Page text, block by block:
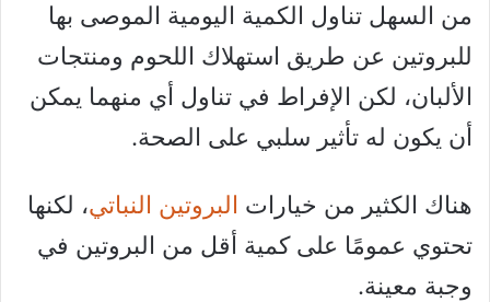
من السهل تناول الكمية اليومية الموصى بها
للبروتين عن طريق استهلاك اللحوم ومنتجات
الألبان، لكن الإفراط في تناول أي منهما يمكن
أن يكون له تأثير سلبي على الصحة.
هناك الكثير من خيارات البروتين النباتي، لكنها
تحتوي عمومًا على كمية أقل من البروتين في
وجبة معينة.